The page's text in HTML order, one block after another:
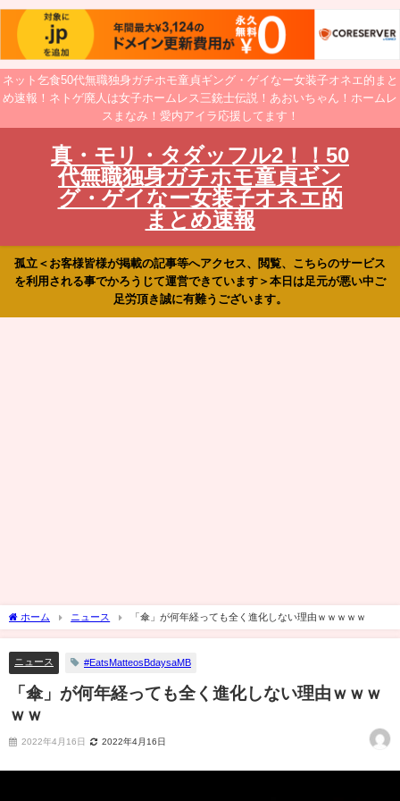
ネット乞食50代無職独身ガチホモ童貞ギング・ゲイなー女装子オネエ的まと
め速報！ネトゲ廃人は女子ホームレス三銃士伝説！あおいちゃん！ホームレ
スまなみ！愛内アイラ応援してます！
真・モリ・タダッフル2！！50
代無職独身ガチホモ童貞ギン
グ・ゲイなー女装子オネエ的
まとめ速報
孤立＜お客様皆様が掲載の記事等へアクセス、閲覧、こちらのサービス
を利用される事でかろうじて運営できています＞本日は足元が悪い中ご
足労頂き誠に有難うございます。
ホーム ニュース 「傘」が何年経っても全く進化しない理由ｗｗｗｗｗ
ニュース #EatsMatteosBdaysaMB
「傘」が何年経っても全く進化しない理由ｗｗｗ
ｗｗ
2022年4月16日 2022年4月16日